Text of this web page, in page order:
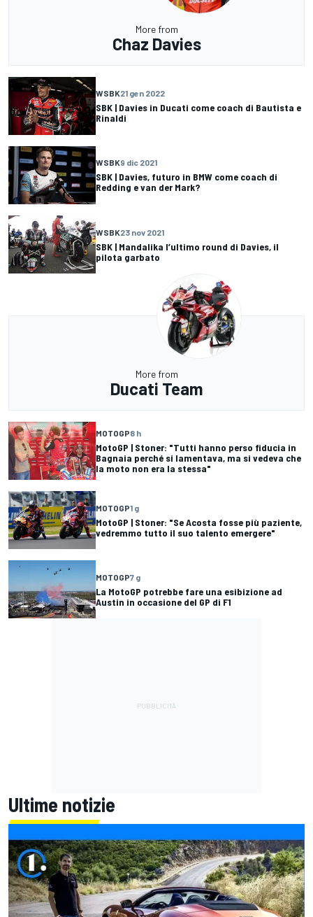
More from
Chaz Davies
WSBK21 gen 2022
SBK | Davies in Ducati come coach di Bautista e
Rinaldi
WSBK9 dic 2021
SBK | Davies, futuro in BMW come coach di
Redding e van der Mark?
WSBK23 nov 2021
SBK | Mandalika l’ultimo round di Davies, il
pilota garbato
More from
Ducati Team
MOTOGP8 h
MotoGP | Stoner: "Tutti hanno perso fiducia in
Bagnaia perché si lamentava, ma si vedeva che
la moto non era la stessa"
MOTOGP1 g
MotoGP | Stoner: "Se Acosta fosse più paziente,
vedremmo tutto il suo talento emergere"
MOTOGP7 g
La MotoGP potrebbe fare una esibizione ad
Austin in occasione del GP di F1
Ultime notizie